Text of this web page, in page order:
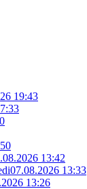
19:43
13:42
07.08.2026 13:33
13:26